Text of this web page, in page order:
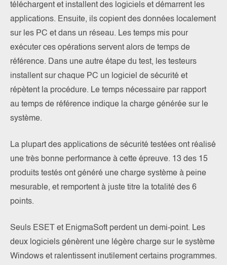
téléchargent et installent des logiciels et démarrent les
applications. Ensuite, ils copient des données localement
sur les PC et dans un réseau. Les temps mis pour
exécuter ces opérations servent alors de temps de
référence. Dans une autre étape du test, les testeurs
installent sur chaque PC un logiciel de sécurité et
répètent la procédure. Le temps nécessaire par rapport
au temps de référence indique la charge générée sur le
système.
La plupart des applications de sécurité testées ont réalisé
une très bonne performance à cette épreuve. 13 des 15
produits testés ont généré une charge système à peine
mesurable, et remportent à juste titre la totalité des 6
points.
Seuls ESET et EnigmaSoft perdent un demi-point. Les
deux logiciels génèrent une légère charge sur le système
Windows et ralentissent inutilement certains programmes.